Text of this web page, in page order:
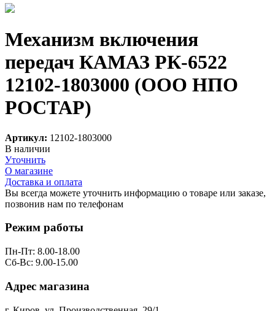
Механизм включения
передач КАМАЗ РК-6522
12102-1803000 (ООО НПО
РОСТАР)
Артикул: 12102-1803000
В наличии
Уточнить
О магазине
Доставка и оплата
Вы всегда можете уточнить информацию о товаре или заказе,
позвонив нам по телефонам
Режим работы
Пн-Пт: 8.00-18.00
Сб-Вс: 9.00-15.00
Адрес магазина